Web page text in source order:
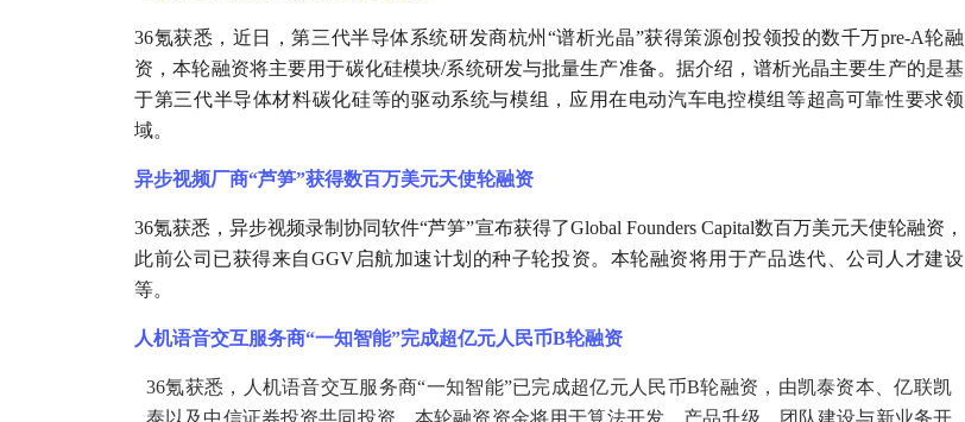
36氪获悉，近日，第三代半导体系统研发商杭州“谱析光晶”获得策源创投领投的数千万pre-A轮融
资，本轮融资将主要用于碳化硅模块/系统研发与批量生产准备。据介绍，谱析光晶主要生产的是基
于第三代半导体材料碳化硅等的驱动系统与模组，应用在电动汽车电控模组等超高可靠性要求领
域。
异步视频厂商“芦笋”获得数百万美元天使轮融资
36氪获悉，异步视频录制协同软件“芦笋”宣布获得了Global Founders Capital数百万美元天使轮融资，
此前公司已获得来自GGV启航加速计划的种子轮投资。本轮融资将用于产品迭代、公司人才建设
等。
人机语音交互服务商“一知智能”完成超亿元人民币B轮融资
36氪获悉，人机语音交互服务商“一知智能”已完成超亿元人民币B轮融资，由凯泰资本、亿联凯
泰以及中信证券投资共同投资。本轮融资资金将用于算法开发、产品升级、团队建设与新业务开